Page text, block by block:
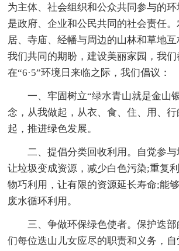
为主体、社会组织和公众共同参与的
是政府、企业和公民共同的社会责任
居、寺庙、经幡与周边的山林和草地
我们共同的期盼，建设美丽家园，我们
在“6·5”环境日来临之际，我们倡议：
一、牢固树立“绿水青山就是金山
念，从我做起，从衣、食、住、用、
起，推进绿色发展。
二、提倡分类回收利用。自觉参与
让垃圾变成资源，减少白色污染;重复
物巧利用，让有限的资源延长寿命;能
废水循环利用。
三、争做环保绿色使者。保护迭
们每位迭山儿女应尽的职责和义务，